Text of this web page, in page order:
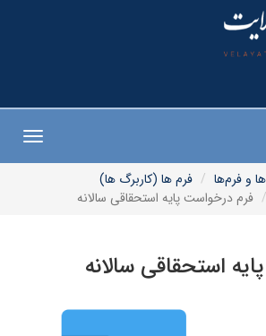
و فرم‌ها
فرم ها (کاربرگ ها)
فرم درخواست پایه استحقاقی سالانه
استحقاقی سالانه